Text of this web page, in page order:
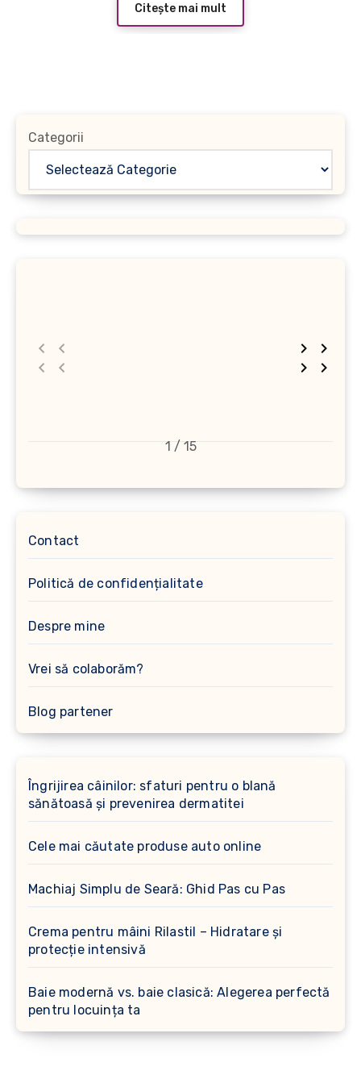
Citește mai mult
Categorii
1 / 15
Contact
Politică de confidențialitate
Despre mine
Vrei să colaborăm?
Blog partener
Îngrijirea câinilor: sfaturi pentru o blană
sănătoasă și prevenirea dermatitei
Cele mai căutate produse auto online
Machiaj Simplu de Seară: Ghid Pas cu Pas
Crema pentru mâini Rilastil – Hidratare și
protecție intensivă
Baie modernă vs. baie clasică: Alegerea perfectă
pentru locuința ta